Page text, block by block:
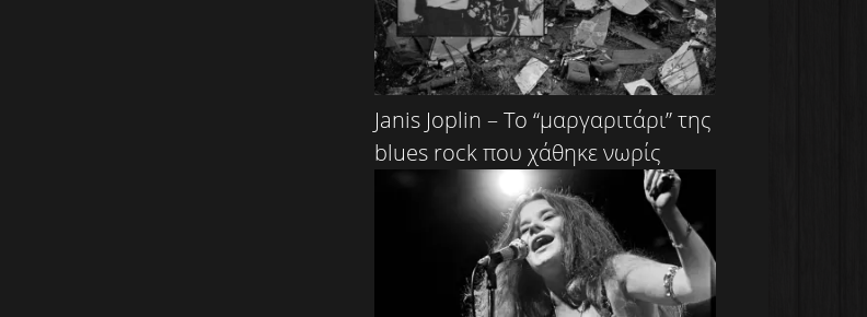
Janis Joplin – Το “μαργαριτάρι” της
blues rock που χάθηκε νωρίς